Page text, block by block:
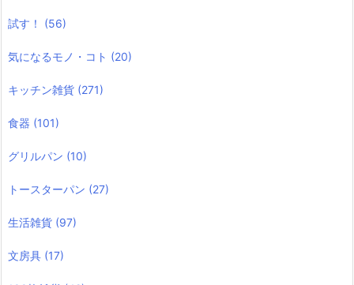
試す！ (56)
気になるモノ・コト (20)
キッチン雑貨 (271)
食器 (101)
グリルパン (10)
トースターパン (27)
生活雑貨 (97)
文房具 (17)